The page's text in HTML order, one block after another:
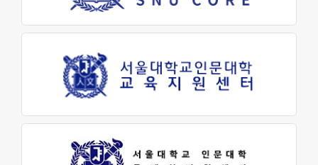
대학생활
학사안내
학생지원
인문학펠로우
학생활동